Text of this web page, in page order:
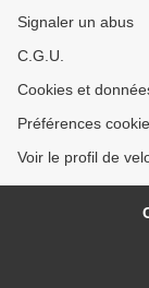
Signaler un abus
C.G.U.
Cookies et
Préférences
Voir le profil de